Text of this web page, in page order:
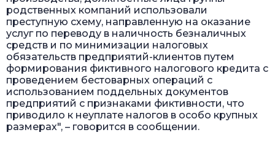
родственных компаний использовали
преступную схему, направленную на оказание
услуг по переводу в наличность безналичных
средств и по минимизации налоговых
обязательств предприятий-клиентов путем
формирования фиктивного налогового кредита с
проведением бестоварных операций с
использованием поддельных документов
предприятий с признаками фиктивности, что
приводило к неуплате налогов в особо крупных
размерах", – говорится в сообщении.